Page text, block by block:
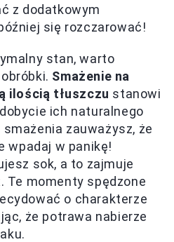
z dodatkowym
się rozczarować!
stan, warto
Smażenie na
ilością tłuszczu stanowi
ich naturalnego
zauważysz, że
wpadaj w panikę!
sok, a to zajmuje
Te momenty spędzone
o charakterze
że potrawa nabierze